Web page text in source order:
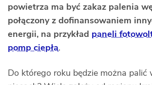
powietrza ma być zakaz palenia
połączony z dofinansowaniem
energii, na przykład paneli
pomp ciepła.
Do którego roku będzie można palić